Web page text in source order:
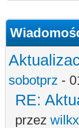
sobotprz -
RE:
przez